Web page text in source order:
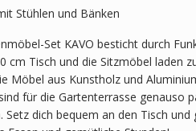
Stühlen und Bänken
Set KAVO besticht durch
cm Tisch und die Sitzmöbel laden
Möbel aus Kunstholz und
für die Gartenterrasse genauso
Setz dich bequem an den Tisch und